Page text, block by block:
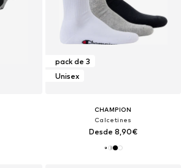
pack de 3
Unisex
CHAMPION
Calcetines
Desde 8,90€